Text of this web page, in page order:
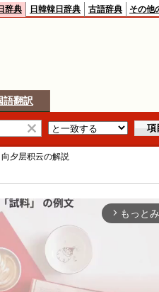
辞典 日韓韓日辞典 古語辞典 その他
語翻訳
向夕层积云の解説
arrow_forward_ios もっと